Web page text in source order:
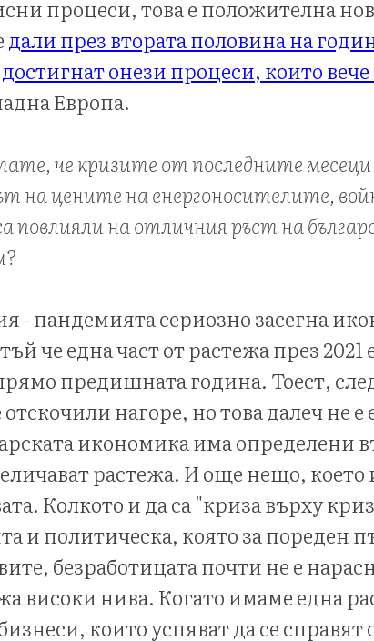
процеси, това е положителна
дали през втората половина на
онези процеси, които
Европа.
че кризите от последните месеци
на цените на енергоносителите,
повлияли на отличния ръст на
- пандемията сериозно засегна
че една част от растежа през
предишната година. Тоест,
нагоре, но това далеч не
икономика има определени
растежа. И още нещо, което
Колкото и да са "криза върху
и политическа, която за пореден
безработицата почти не е
високи нива. Когато имаме една
които успяват да се справят